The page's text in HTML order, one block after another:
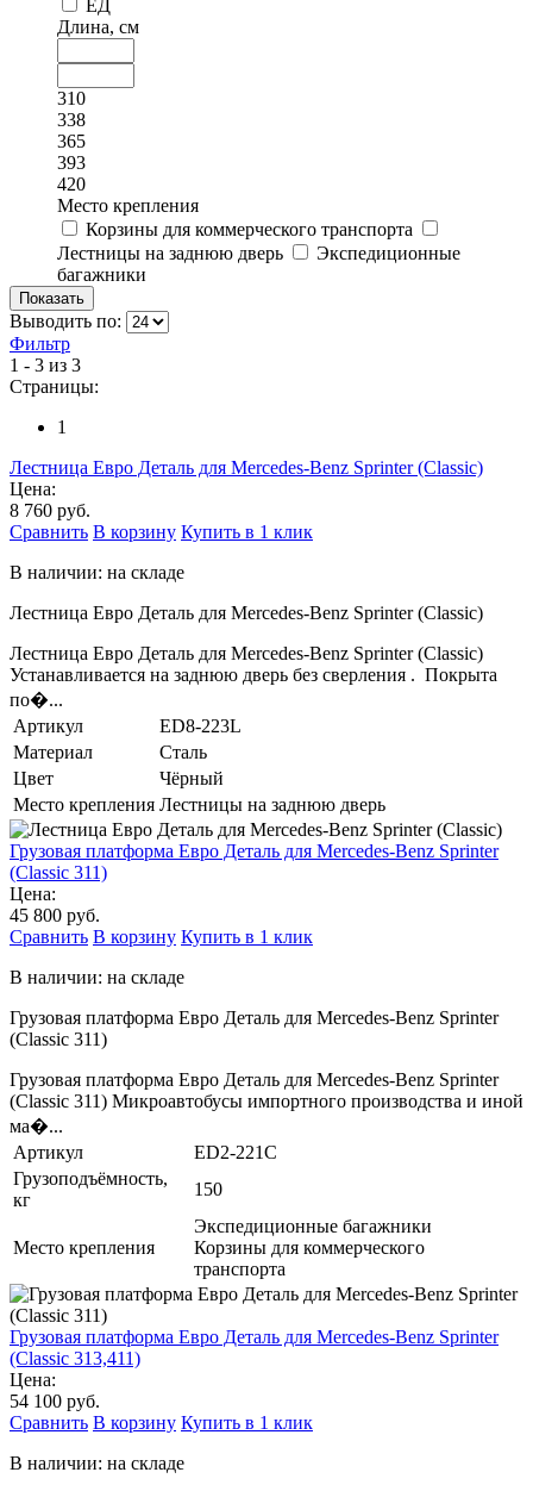
ЕД
Длина, см
310
338
365
393
420
Место крепления
Корзины для коммерческого транспорта
Лестницы на заднюю дверь
Экспедиционные
багажники
Выводить по:
Фильтр
1 - 3 из 3
Страницы:
1
Лестница Евро Деталь для Mercedes-Benz Sprinter (Classic)
Цена:
8 760 руб.
Сравнить В корзину Купить в 1 клик
В наличии: на складе
Лестница Евро Деталь для Mercedes-Benz Sprinter (Classic)
Лестница Евро Деталь для Mercedes-Benz Sprinter (Classic)
Устанавливается на заднюю дверь без сверления . Покрыта
по�...
Артикул
ED8-223L
Материал
Сталь
Цвет
Чёрный
Место крепления Лестницы на заднюю дверь
Грузовая платформа Евро Деталь для Mercedes-Benz Sprinter
(Classic 311)
Цена:
45 800 руб.
Сравнить В корзину Купить в 1 клик
В наличии: на складе
Грузовая платформа Евро Деталь для Mercedes-Benz Sprinter
(Classic 311)
Грузовая платформа Евро Деталь для Mercedes-Benz Sprinter
(Classic 311) Микроавтобусы импортного производства и иной
ма�...
Артикул
ED2-221C
Грузоподъёмность,
кг
150
Место крепления
Экспедиционные багажники
Корзины для коммерческого
транспорта
Грузовая платформа Евро Деталь для Mercedes-Benz Sprinter
(Classic 313,411)
Цена:
54 100 руб.
Сравнить В корзину Купить в 1 клик
В наличии: на складе